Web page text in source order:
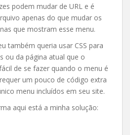
podem mudar de URL e é
apenas do que mudar os
que mostram esse menu.
também queria usar CSS para
ou da página atual que o
de se fazer quando o menu é
um pouco de código extra
menu incluídos em seu site.
aqui está a minha solução: